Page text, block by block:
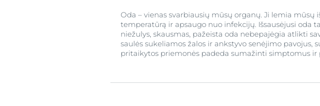
Jautri oda
Apsauga nuo saulės
Prakaitavimas
Oda – vienas svarbiausių mūsų organų. Ji lemia
temperatūrą ir apsaugo nuo infekcijų. Išsausėjusi oda
niežulys, skausmas, pažeista oda nebepajėgia atlikti
saulės sukeliamos žalos ir ankstyvo senėjimo pavojus,
pritaikytos priemonės padeda sumažinti simptomus ir